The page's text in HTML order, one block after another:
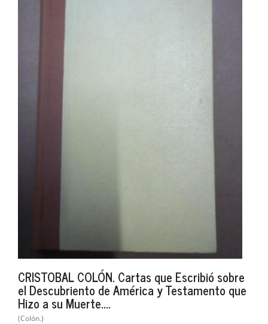
CRISTOBAL COLÓN. Cartas que Escribió sobre
el Descubriento de América y Testamento que
Hizo a su Muerte....
(Colón.)